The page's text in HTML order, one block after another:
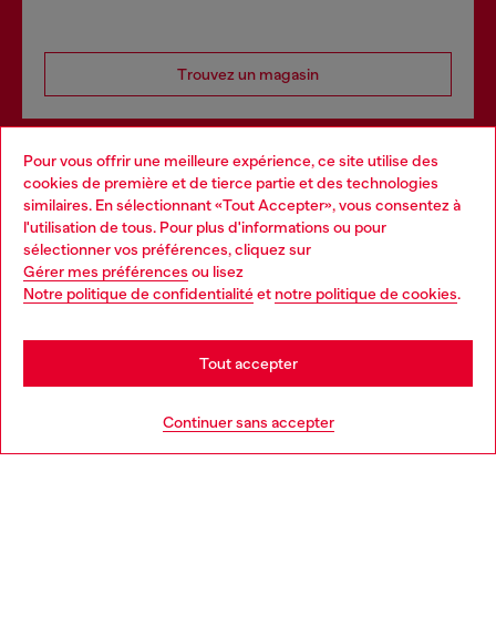
Pour vous offrir une meilleure expérience, ce site utilise des
cookies de première et de tierce partie et des technologies
similaires. En sélectionnant «Tout Accepter», vous consentez à
l'utilisation de tous. Pour plus d'informations ou pour
sélectionner vos préférences, cliquez sur
Gérer mes préférences ou lisez
Notre politique de confidentialitéet notre politique de cookies.
Continuer sans accepter
Tout accepter
Trouvez un magasin
Services omnicanaux
Découvrez tous nos services, en ligne et en magasin.
En savoir plus
Choose your location
You are currently browsing Belgique website, but it seems you
may be based in United States